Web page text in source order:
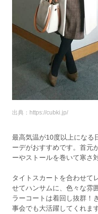
出典：https://cubki.jp/
最高気温が10度以上になる
ーデがおすすめです。首元
ーやストールを巻いて寒さ
タイトスカートを合わせて
せてハンサムに、色々な雰
ラーコートは着回し抜群！
事会でも大活躍してくれます